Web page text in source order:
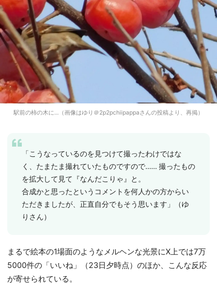
駅前の柿の木に...（画像はゆり＠2p2pchiipappaさんの投稿より、再掲）
「こうなっているのを見つけて撮ったわけではな
く、たまたま撮れていたものですので...... 撮ったもの
を拡大して見て『なんだこりゃ』と。
合成かと思ったというコメントを何人かの方からい
ただきましたが、正直自分でもそう思います」（ゆ
りさん）
まるで絵本の1場面のようなメルヘンな光景にX上では7万
5000件の「いいね」（23日夕時点）のほか、こんな反応
が寄せられている。